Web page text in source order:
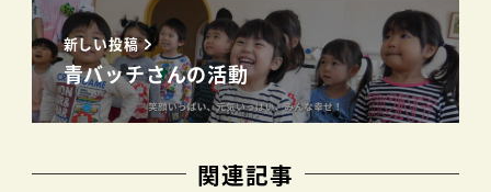
新しい投稿
青バッチさんの活動
関連記事